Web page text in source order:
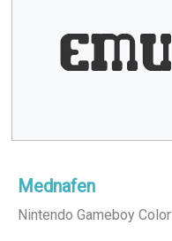
Mednafen
Nintendo Gameboy Color